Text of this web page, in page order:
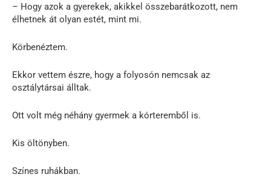
– Hogy azok a gyerekek, akikkel összebarátkozott, nem
élhetnek át olyan estét, mint mi.
Körbenéztem.
Ekkor vettem észre, hogy a folyosón nemcsak az
osztálytársai álltak.
Ott volt még néhány gyermek a kórteremből is.
Kis öltönyben.
Színes ruhákban.